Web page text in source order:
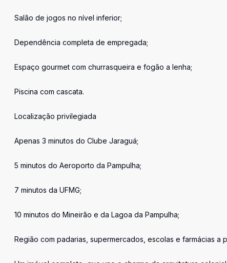
Salão de jogos no nível inferior;
Dependência completa de empregada;
Espaço gourmet com churrasqueira e fogão a lenha;
Piscina com cascata.
Localização privilegiada
Apenas 3 minutos do Clube Jaraguá;
5 minutos do Aeroporto da Pampulha;
7 minutos da UFMG;
10 minutos do Mineirão e da Lagoa da Pampulha;
Região com padarias, supermercados, escolas e farmácias